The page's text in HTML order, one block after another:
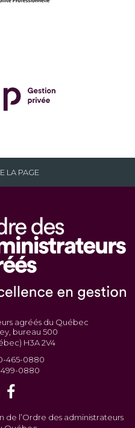
LA PAGE
agréés du Québec
bureau 500
H3A 2V4
465-0880
499-0880
de l’Ordre des administrateurs